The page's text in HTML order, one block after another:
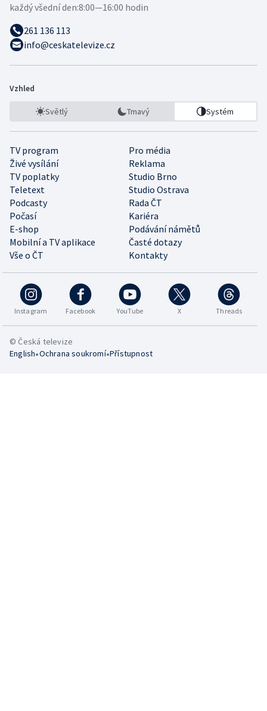
každý všední den:8:00—16:00 hodin
261 136 113
info@ceskatelevize.cz
Vzhled
Světlý Tmavý Systém
TV program
Pro média
Živé vysílání
Reklama
TV poplatky
Studio Brno
Teletext
Studio Ostrava
Podcasty
Rada ČT
Počasí
Kariéra
E-shop
Podávání námětů
Mobilní a TV aplikace
Časté dotazy
Vše o ČT
Kontakty
Instagram Facebook YouTube X Threads
© Česká televize
English•Ochrana soukromí•Přístupnost